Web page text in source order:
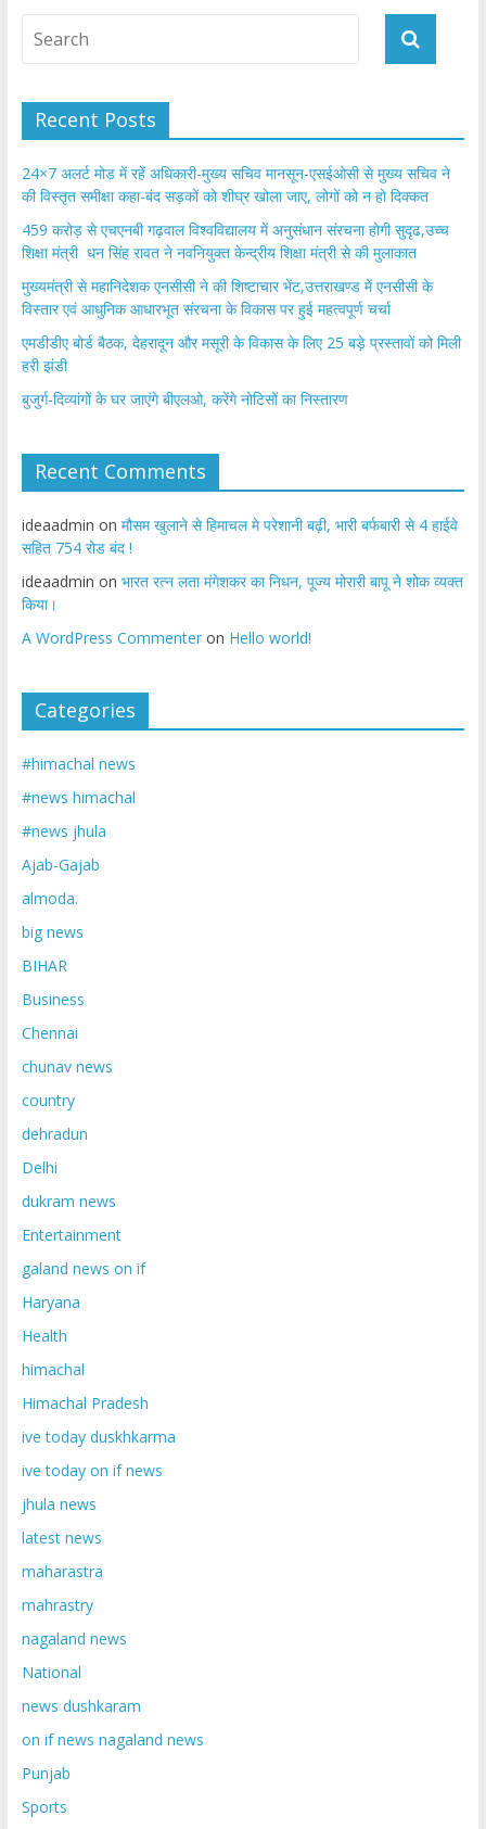
Recent Posts
24×7 अलर्ट मोड में रहें अधिकारी-मुख्य सचिव मानसून-एसईओसी से मुख्य सचिव ने
की विस्तृत समीक्षा कहा-बंद सड़कों को शीघ्र खोला जाए, लोगों को न हो दिक्कत
459 करोड़ से एचएनबी गढ़वाल विश्वविद्यालय में अनुसंधान संरचना होगी सुदृढ,उच्च
शिक्षा मंत्री धन सिंह रावत ने नवनियुक्त केन्द्रीय शिक्षा मंत्री से की मुलाकात
मुख्यमंत्री से महानिदेशक एनसीसी ने की शिष्टाचार भेंट,उत्तराखण्ड में एनसीसी के
विस्तार एवं आधुनिक आधारभूत संरचना के विकास पर हुई महत्वपूर्ण चर्चा
एमडीडीए बोर्ड बैठक, देहरादून और मसूरी के विकास के लिए 25 बड़े प्रस्तावों को मिली
हरी झंडी
बुजुर्ग-दिव्यांगों के घर जाएंगे बीएलओ, करेंगे नोटिसों का निस्तारण
Recent Comments
ideaadmin on मौसम खुलाने से हिमाचल मे परेशानी बढ़ी, भारी बर्फबारी से 4 हाईवे
सहित 754 रोड बंद !
ideaadmin on भारत रत्न लता मंगेशकर का निधन, पूज्य मोरारी बापू ने शोक व्यक्त
किया।
A WordPress Commenteron Hello world!
Categories
#himachal news
#news himachal
#news jhula
Ajab-Gajab
almoda.
big news
BIHAR
Business
Chennai
chunav news
country
dehradun
Delhi
dukram news
Entertainment
galand news on if
Haryana
Health
himachal
Himachal Pradesh
ive today duskhkarma
ive today on if news
jhula news
latest news
maharastra
mahrastry
nagaland news
National
news dushkaram
on if news nagaland news
Punjab
Sports